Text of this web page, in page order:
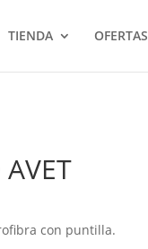
TIENDA OFERTAS
con puntilla.